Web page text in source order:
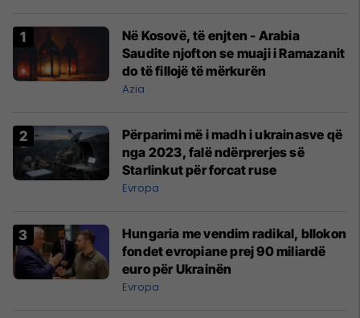
Në Kosovë, të enjten - Arabia
Saudite njofton se muaji i Ramazanit
do të fillojë të mërkurën
Azia
Përparimi më i madh i ukrainasve që
nga 2023, falë ndërprerjes së
Starlinkut për forcat ruse
Evropa
Hungaria me vendim radikal, bllokon
fondet evropiane prej 90 miliardë
euro për Ukrainën
Evropa